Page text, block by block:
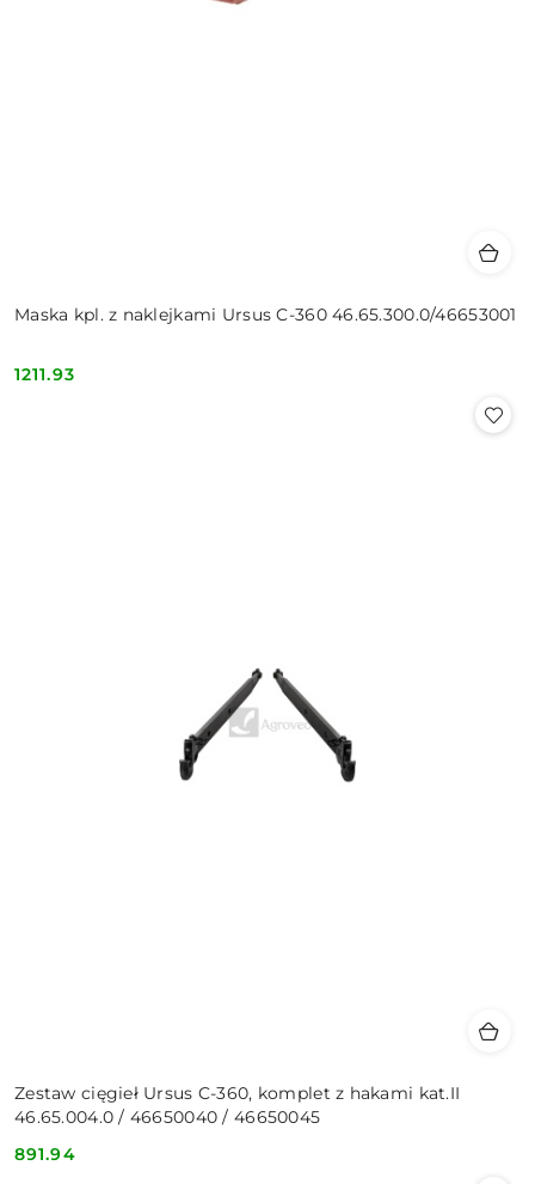
Maska kpl. z naklejkami Ursus C-360 46.65.300.0/46653001
Cena:
1211.93
Zestaw cięgieł Ursus C-360, komplet z hakami kat.II
46.65.004.0 / 46650040 / 46650045
Cena:
891.94